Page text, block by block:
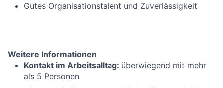
Gutes Organisationstalent und Zuverlässigkeit
Weitere Informationen
Kontakt im Arbeitsalltag: überwiegend mit mehr
als 5 Personen